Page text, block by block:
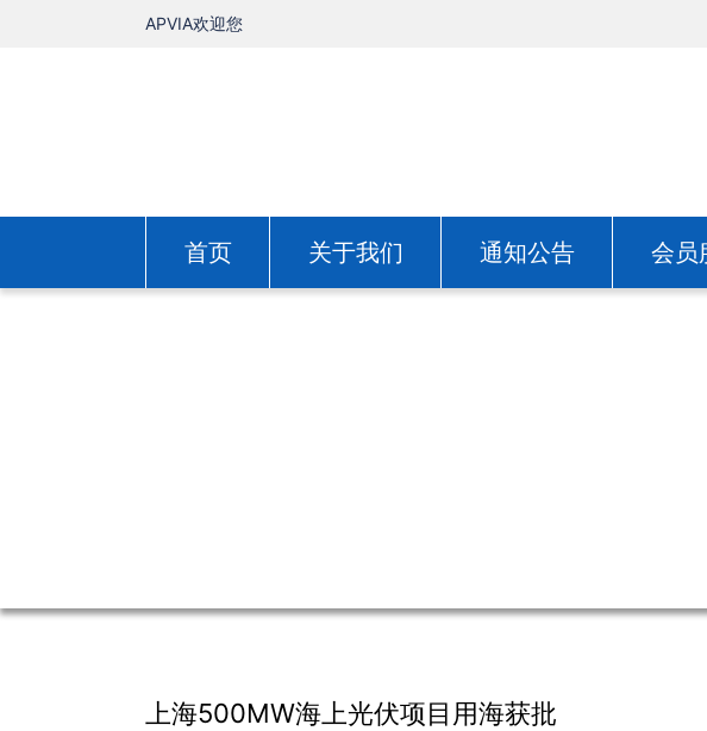
APVIA欢迎您
首页 关于我们 通知公告 会员
上海500MW海上光伏项目用海获批